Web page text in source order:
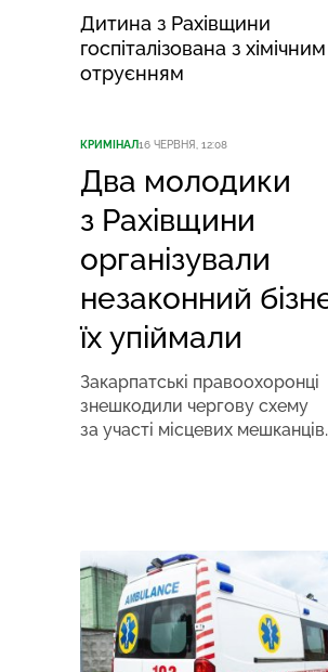
Дитина з Рахівщини
госпіталізована з хімічним
отруєнням
КРИМІНАЛ16 ЧЕРВНЯ, 12:08
Два молодики
з Рахівщини
організували
незаконний
їх упіймали
Закарпатські правоохоронці
знешкодили чергову схему
за участі місцевих мешканців.